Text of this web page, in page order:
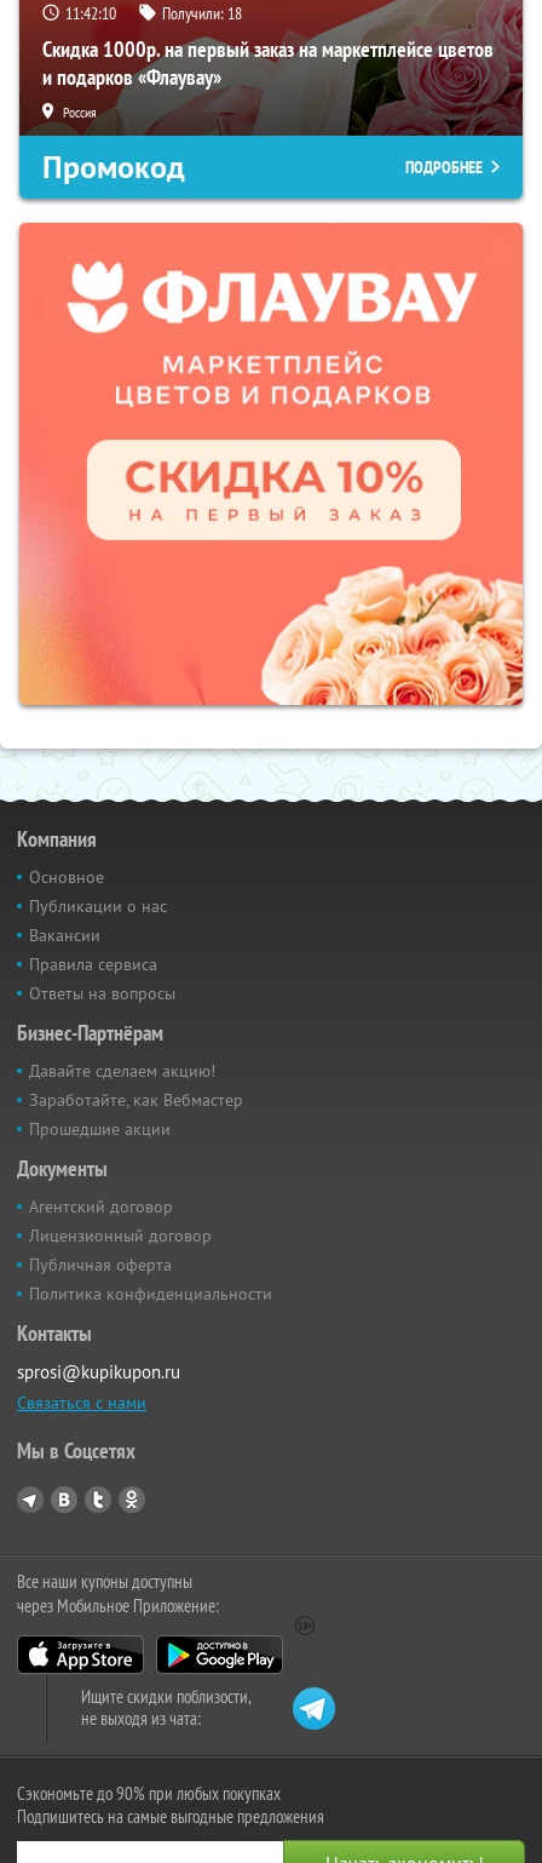
11:42:09 Получили: 18
Скидка 1000р. на первый заказ на маркетплейсе цветов
и подарков «Флаувау»
Россия
Промокод ПОДРОБНЕЕ
Компания
Основное
Публикации о нас
Вакансии
Правила сервиса
Ответы на вопросы
Бизнес-Партнёрам
Давайте сделаем акцию!
Заработайте, как Вебмастер
Прошедшие акции
Документы
Агентский договор
Лицензионный договор
Публичная оферта
Политика конфиденциальности
Контакты
sprosi@kupikupon.ru
Связаться с нами
Мы в Соцсетях
Все наши купоны доступны
через Мобильное Приложение:
Ищите скидки поблизости,
не выходя из чата:
Сэкономьте до 90% при любых покупках
Подпишитесь на самые выгодные предложения